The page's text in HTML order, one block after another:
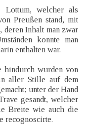
Lottum, welcher als
Preußen stand, mit
deren Inhalt man zwar
konnte man
enthalten war.
hindurch wurden von
aller Stille auf dem
unter der Hand
gesandt, welcher
Breite wie auch die
recognoscirte.